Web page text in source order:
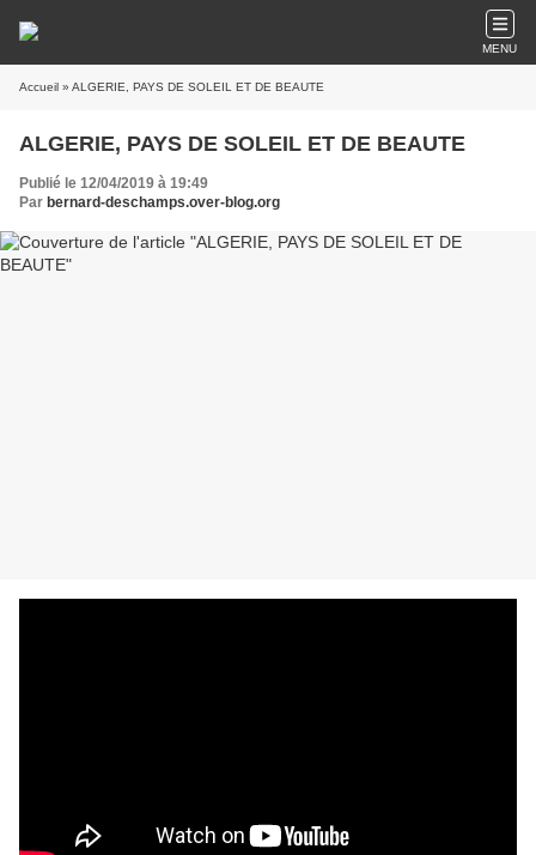
MENU
Accueil » ALGERIE, PAYS DE SOLEIL ET DE BEAUTE
ALGERIE, PAYS DE SOLEIL ET DE BEAUTE
Publié le 12/04/2019 à 19:49
Par bernard-deschamps.over-blog.org